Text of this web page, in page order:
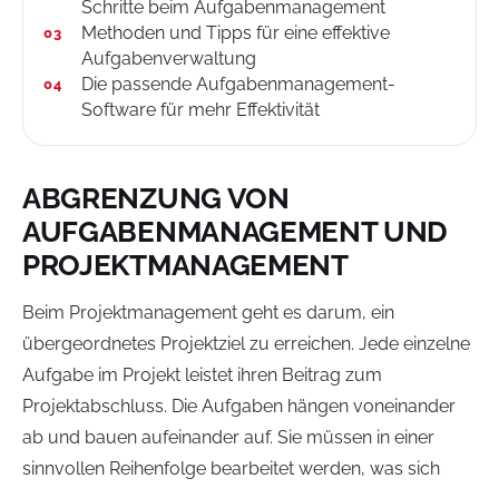
Schritte beim Aufgabenmanagement
Methoden und Tipps für eine effektive
Aufgabenverwaltung
Die passende Aufgabenmanagement-
Software für mehr Effektivität
ABGRENZUNG VON
AUFGABENMANAGEMENT UND
PROJEKTMANAGEMENT
Beim Projektmanagement geht es darum, ein
übergeordnetes Projektziel zu erreichen. Jede einzelne
Aufgabe im Projekt leistet ihren Beitrag zum
Projektabschluss. Die Aufgaben hängen voneinander
ab und bauen aufeinander auf. Sie müssen in einer
sinnvollen Reihenfolge bearbeitet werden, was sich